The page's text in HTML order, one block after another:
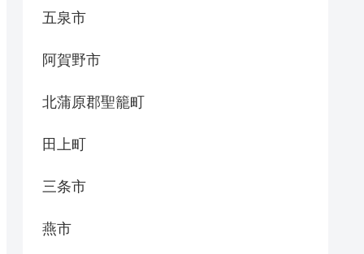
五泉市
阿賀野市
北蒲原郡聖籠町
田上町
三条市
燕市